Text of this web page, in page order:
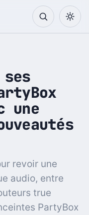
une
revoir une
audio, entre
true
PartyBox